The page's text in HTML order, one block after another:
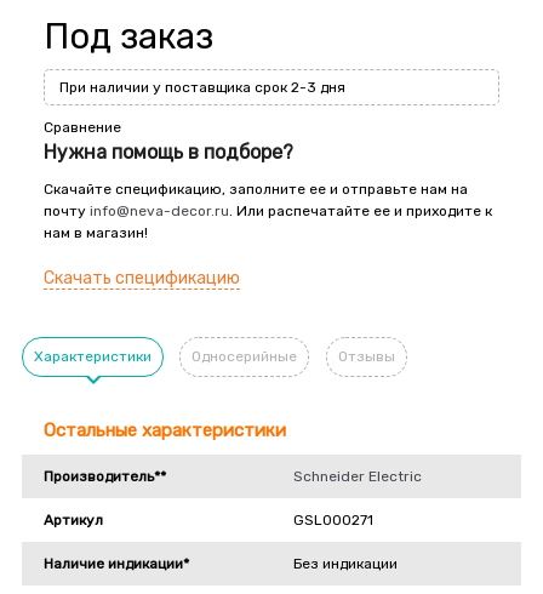
Под заказ
При наличии у поставщика срок 2-3 дня
Сравнение
Нужна помощь в подборе?
Скачайте спецификацию, заполните ее и отправьте нам на
почту info@neva-decor.ru . Или распечатайте ее и приходите к
нам в магазин!
Скачать спецификацию
Характеристики Односерийные Отзывы
Остальные характеристики
Производитель** Schneider Electric
Артикул GSL000271
Наличие индикации* Без индикации